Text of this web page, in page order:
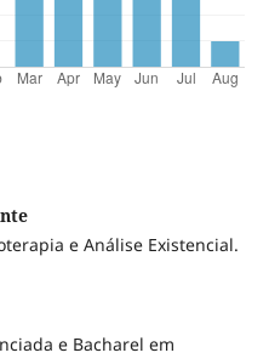
e Análise Existencial.
e Bacharel em